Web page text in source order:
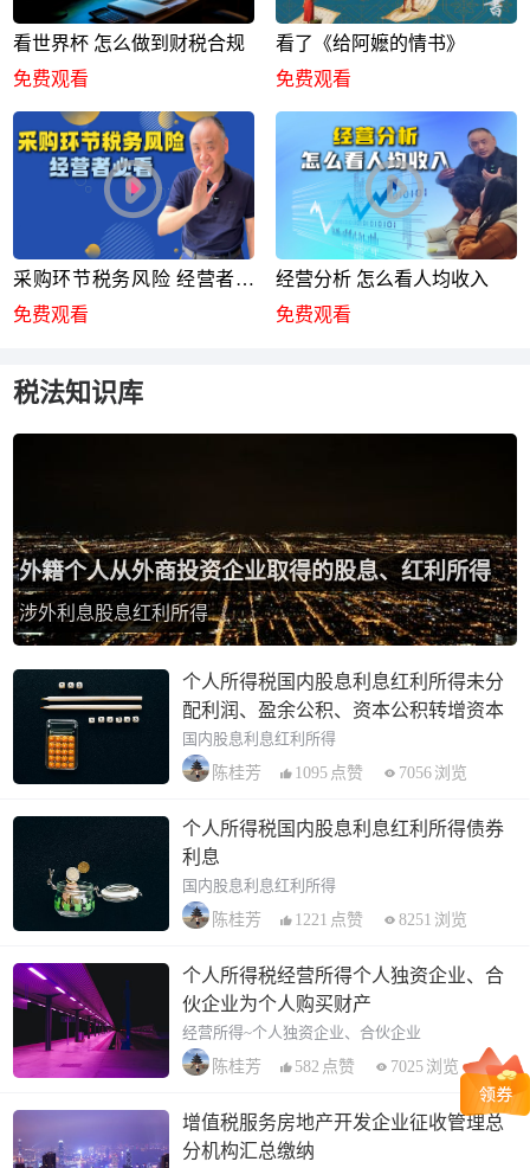
看世界杯 怎么做到财税合规
免费观看
看了《给阿嬷的情书》
免费观看
采购环节税务风险 经营者必
看
免费观看
经营分析 怎么看人均收入
免费观看
税法知识库
外籍个人从外商投资企业取得的股息、红利所得
涉外利息股息红利所得
个人所得税国内股息利息红利所得未分
配利润、盈余公积、资本公积转增资本
国内股息利息红利所得
陈桂芳
1095 点赞 7056 浏览
个人所得税国内股息利息红利所得债券
利息
国内股息利息红利所得
陈桂芳
1221 点赞 8251 浏览
个人所得税经营所得个人独资企业、合
伙企业为个人购买财产
经营所得~个人独资企业、合伙企业
陈桂芳
582 点赞 7025 浏览
增值税服务房地产开发企业征收管理总
分机构汇总缴纳